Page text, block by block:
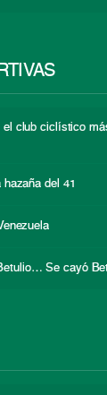
el club ciclístico
del 41
Se cayó